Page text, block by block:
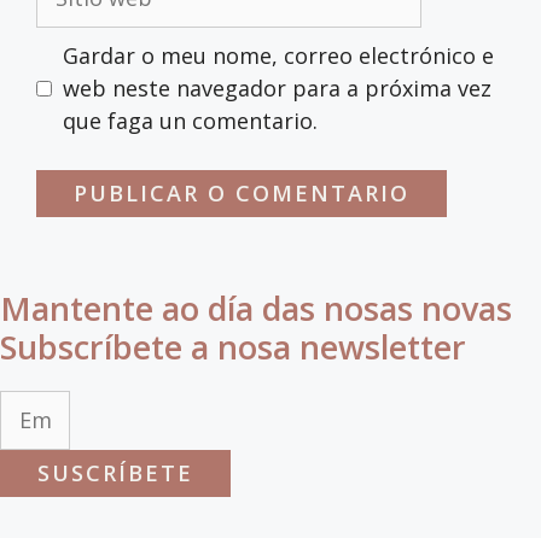
web
Gardar o meu nome, correo electrónico e
web neste navegador para a próxima vez
que faga un comentario.
Mantente ao día das nosas novas
Subscríbete a nosa newsletter
SUSCRÍBETE